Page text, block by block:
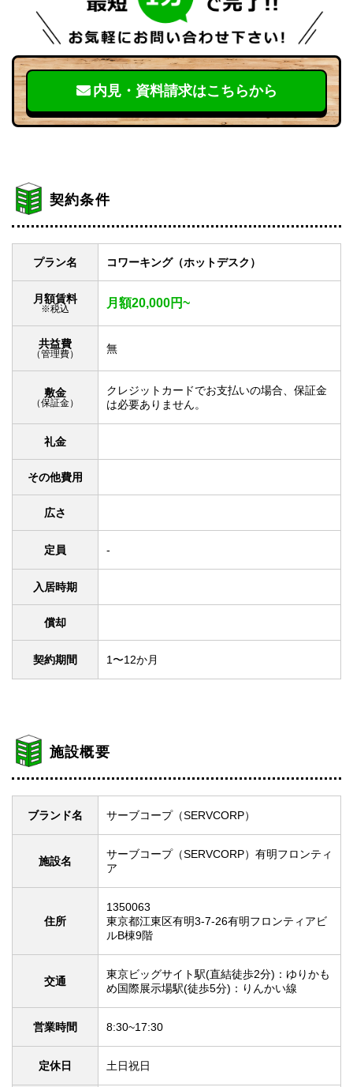
内見・資料請求はこちらから
契約条件
プラン名 コワーキング（ホットデスク）
月額賃料
※税込 月額20,000円~
共益費
（管理費） 無
敷金
（保証金）
クレジットカードでお支払いの場合、保証金
は必要ありません。
礼金
その他費用
広さ
定員 -
入居時期
償却
契約期間 1〜12か月
施設概要
ブランド名 サーブコープ（SERVCORP）
施設名
サーブコープ（SERVCORP）有明フロンティ
ア
住所
1350063
東京都江東区有明3-7-26有明フロンティアビ
ルB棟9階
交通
東京ビッグサイト駅(直結徒歩2分)：ゆりかも
め国際展示場駅(徒歩5分)：りんかい線
営業時間 8:30~17:30
定休日 土日祝日